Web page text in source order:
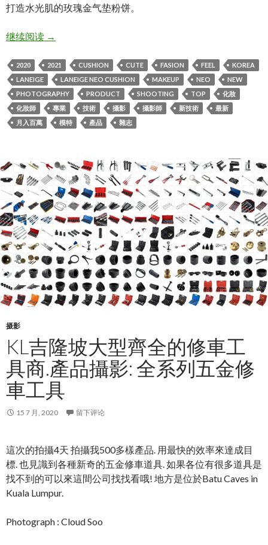
打造水光肌的玫瑰金气垫粉饼。
继续阅读Neo Cushion Matte – LANEIGE Make up shooting
→
2020 2021 CUSHION CUTE FASION FEEL
KOREA
LANEIGE
LANEIGE NEO CUSHION MAKEUP NEO
NEW
PHOTOGRAPHY
PRODUCT SHOOTING TOP
化妝
化妝師
專業 技術 攝影 攝影師 新技術
最新
月入百萬
模特 產品 雜志
摄影
KL吉隆坡大型齊全的修車工
具商.產品攝影: 全系列五金修
車工具
15 7 月, 2020 留下评论
這次的拍攝4天 拍攝我500多樣產品. 用最快的效率來達成目
標. 也見識到各種新奇的五金修車道具. 如果各位有很多道具是
找不到的可以來這間公司找找看哦! 地方是位於Batu Caves in
Kuala Lumpur.
Photograph : Cloud Soo